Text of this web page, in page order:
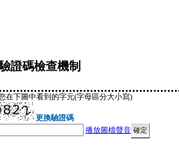
證碼檢查機制
在下圖中看到的字元(字母區分大小寫)
更換驗證碼
播放圖檔聲音